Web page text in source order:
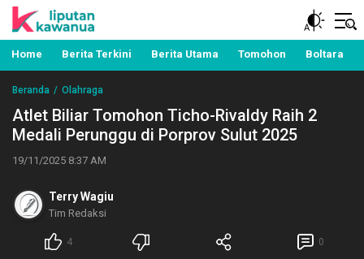
Liputan Kawanua
Berita Manado, Sulawesi Utara, Kawanua, Politik,
Pemerintahan, Hukum Kriminal dan Nasional
Home Berita Terkini Berita Utama Tomohon Boltara
Beranda Olahraga
Atlet Biliar Tomohon Ticho-Rivaldy Raih 2
Medali Perunggu di Porprov Sulut 2025
19/11/2025 8:37 AM
Terry Wagiu
Tim Redaksi
4 0